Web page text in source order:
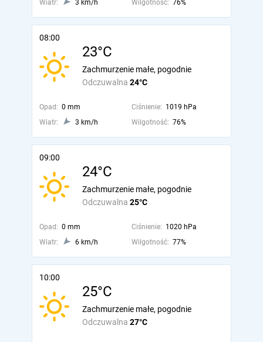
Wiatr: 3 km/h Wilgotność: 76%
08:00
23°C
Odczuwalna 24°C
Zachmurzenie małe, pogodnie
Opad: 0 mm Ciśnienie: 1019 hPa
Wiatr:
3 km/h Wilgotność: 76%
09:00
24°C
Odczuwalna 25°C
Zachmurzenie małe, pogodnie
Opad: 0 mm Ciśnienie: 1020 hPa
Wiatr:
6 km/h Wilgotność: 77%
10:00
25°C
Odczuwalna 27°C
Zachmurzenie małe, pogodnie